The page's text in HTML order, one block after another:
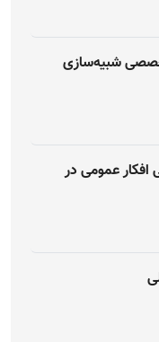
شبیه‌سازی
افکار عمومی در